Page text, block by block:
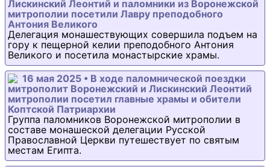
Лискинский Леонтий и паломники из Воронежской
митрополии посетили Лавру преподобного
Антония Великого
Делегация монашествующих совершила подъем на
гору к пещерной келии преподобного Антония
Великого и посетила монастырские храмы.
16 мая 2025 • В ходе паломнической поездки
митрополит Воронежский и Лискинский Леонтий
митрополии посетил главные храмы и обители
Коптской Патриархии
Группа паломников Воронежской митрополии в
составе монашеской делегации Русской
Православной Церкви путешествует по святым
местам Египта.